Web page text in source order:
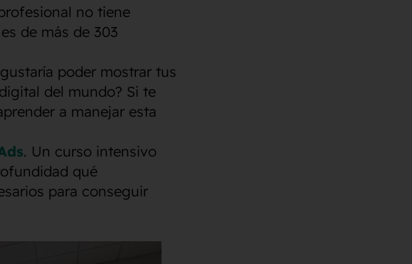
no tiene
de más de 303
poder mostrar tus
del mundo? Si te
a manejar esta
. Un curso intensivo
qué
para conseguir